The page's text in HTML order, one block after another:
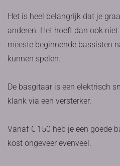
Het is heel belangrijk dat je
anderen. Het hoeft dan ook
meeste beginnende bassisten
kunnen spelen.
De basgitaar is een elektrisch
klank via een versterker.
Vanaf € 150 heb je een goede
kost ongeveer evenveel.